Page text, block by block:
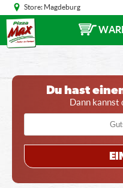
Store: Magdeburg
Du hast
Dann kannst